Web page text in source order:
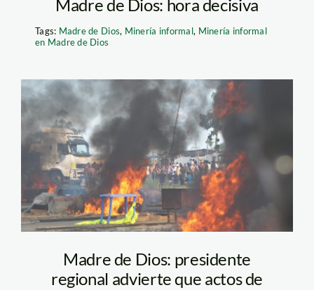
Madre de Dios: hora decisiva
Tags: Madre de Dios, Minería informal, Minería informal
en Madre de Dios
madre de
dios_elcomercio
Madre de Dios: presidente
regional advierte que actos de